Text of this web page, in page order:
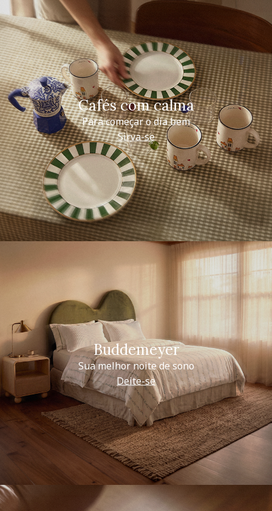
Cafés com calma
Para começar o dia bem
Sirva-se
Buddemeyer
Sua melhor noite de sono
Deite-se